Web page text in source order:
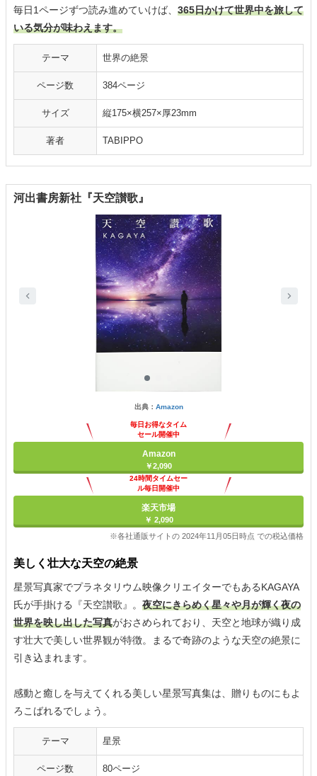
毎日1ページずつ読み進めていけば、 365日かけて世界中を旅して
いる気分が味わえます。
テーマ 世界の絶景
ページ数 384ページ
サイズ 縦175×横257×厚23mm
著者 TABIPPO
河出書房新社『天空讃歌』
出典： Amazon
毎日お得なタイム
セール開催中
Amazon
￥2,090
24時間タイムセー
ル毎日開催中
楽天市場
￥ 2,090
※各社通販サイトの 2024年11月05日時点 での税込価格
美しく壮大な天空の絶景
星景写真家でプラネタリウム映像クリエイターでもあるKAGAYA
氏が手掛ける『天空讃歌』。 夜空にきらめく星々や月が輝く夜の
世界を映し出した写真がおさめられており、天空と地球が織り成
す壮大で美しい世界観が特徴。まるで奇跡のような天空の絶景に
引き込まれます。
感動と癒しを与えてくれる美しい星景写真集は、贈りものにもよ
ろこばれるでしょう。
テーマ 星景
ページ数 80ページ